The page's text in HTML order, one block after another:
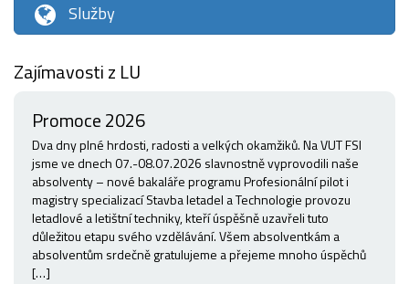
Služby
Zajímavosti z LU
Promoce 2026
Dva dny plné hrdosti, radosti a velkých okamžiků. Na VUT FSI
jsme ve dnech 07.-08.07.2026 slavnostně vyprovodili naše
absolventy – nové bakaláře programu Profesionální pilot i
magistry specializací Stavba letadel a Technologie provozu
letadlové a letištní techniky, kteří úspěšně uzavřeli tuto
důležitou etapu svého vzdělávání. Všem absolventkám a
absolventům srdečně gratulujeme a přejeme mnoho úspěchů
[…]